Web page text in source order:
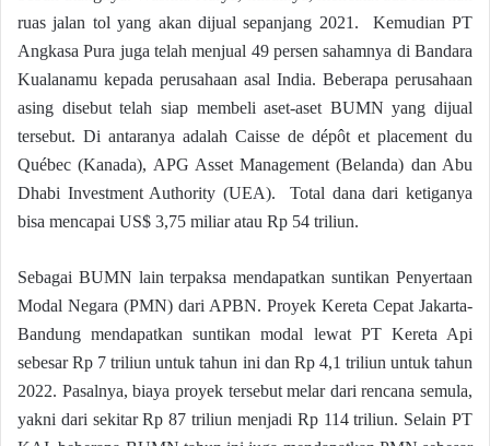
ruas jalan tol yang akan dijual sepanjang 2021. Kemudian PT
Angkasa Pura juga telah menjual 49 persen sahamnya di Bandara
Kualanamu kepada perusahaan asal India. Beberapa perusahaan
asing disebut telah siap membeli aset-aset BUMN yang dijual
tersebut. Di antaranya adalah Caisse de dépôt et placement du
Québec (Kanada), APG Asset Management (Belanda) dan Abu
Dhabi Investment Authority (UEA). Total dana dari ketiganya
bisa mencapai US$ 3,75 miliar atau Rp 54 triliun.
Sebagai BUMN lain terpaksa mendapatkan suntikan Penyertaan
Modal Negara (PMN) dari APBN. Proyek Kereta Cepat Jakarta-
Bandung mendapatkan suntikan modal lewat PT Kereta Api
sebesar Rp 7 triliun untuk tahun ini dan Rp 4,1 triliun untuk tahun
2022. Pasalnya, biaya proyek tersebut melar dari rencana semula,
yakni dari sekitar Rp 87 triliun menjadi Rp 114 triliun. Selain PT